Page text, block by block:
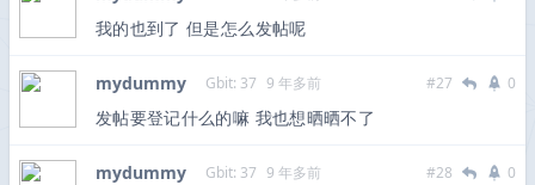
我的也到了 但是怎么发帖呢
mydummy Gbit: 37 9 年多前 #27 0
发帖要登记什么的嘛 我也想晒晒不了
mydummy Gbit: 37 9 年多前 #28 0